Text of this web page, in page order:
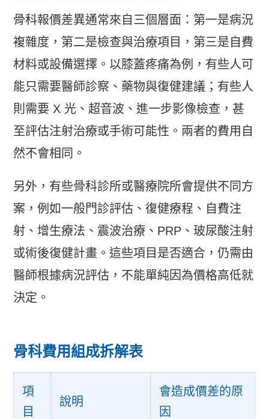
骨科報價差異通常來自三個層面：第一是病況
複雜度，第二是檢查與治療項目，第三是自費
材料或設備選擇。以膝蓋疼痛為例，有些人可
能只需要醫師診察、藥物與復健建議；有些人
則需要 X 光、超音波、進一步影像檢查，甚
至評估注射治療或手術可能性。兩者的費用自
然不會相同。
另外，有些骨科診所或醫療院所會提供不同方
案，例如一般門診評估、復健療程、自費注
射、增生療法、震波治療、PRP、玻尿酸注射
或術後復健計畫。這些項目是否適合，仍需由
醫師根據病況評估，不能單純因為價格高低就
決定。
骨科費用組成拆解表
項
目
說明
會造成價差的原
因